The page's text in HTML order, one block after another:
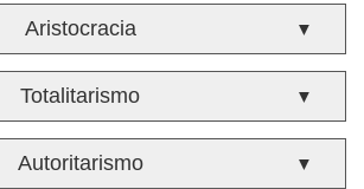
Aristocracia ▼
Totalitarismo ▼
Autoritarismo ▼